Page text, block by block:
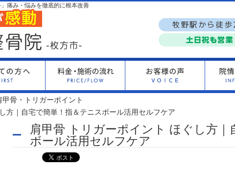
痛み・悩みを徹底的に根本改善
甲骨・トリガーポイント
方｜自宅で簡単！指＆テニスボール活用セルフケア
肩甲骨 トリガーポイント ほぐし方｜
ボール活用セルフケア